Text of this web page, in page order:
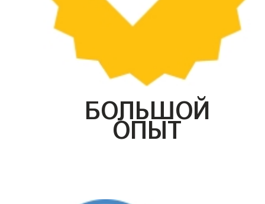
БОЛЬШОЙ
ОПЫТ